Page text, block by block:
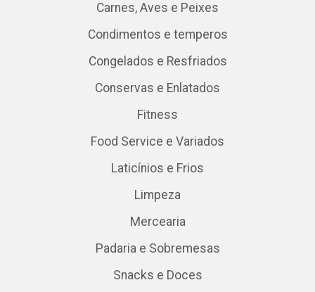
Carnes, Aves e Peixes
Condimentos e temperos
Congelados e Resfriados
Conservas e Enlatados
Fitness
Food Service e Variados
Laticínios e Frios
Limpeza
Mercearia
Padaria e Sobremesas
Snacks e Doces